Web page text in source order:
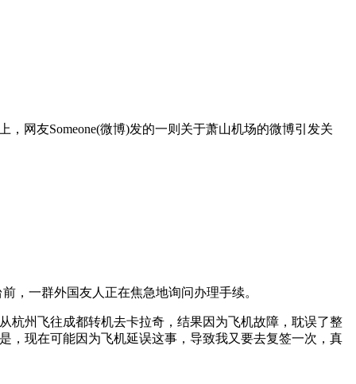
网友Someone(微博)发的一则关于萧山机场的微博引发关
一群外国友人正在焦急地询问办理手续。
州飞往成都转机去卡拉奇，结果因为飞机故障，耽误了整
，现在可能因为飞机延误这事，导致我又要去复签一次，真